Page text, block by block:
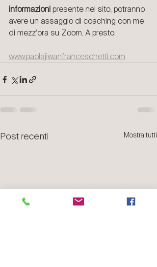
informazioni presente nel sito, potranno
avere un assaggio di coaching con me
di mezz'ora su Zoom. A presto.
www.paolajiwanfranceschetti.com
Post recenti Mostra tutti